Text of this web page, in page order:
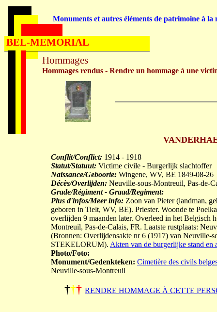
Conflit/Conflict: 1914 - 1918
Statut/Statuut: Victime civile - Burgerlijk slachtoffer
Naissance/Geboorte: Wingene, WV, BE 1849-08-26
Décès/Overlijden: Neuville-sous-Montreuil, Pas-de-
Grade/Régiment - Graad/Regiment:
Plus d'infos/Meer info: Zoon van Pieter (landman,
geboren in Tielt, WV, BE). Priester. Woonde te
overlijden 9 maanden later. Overleed in het Belgisch
Montreuil, Pas-de-Calais, FR. Laatste rustplaats:
(Bronnen: Overlijdensakte nr 6 (1917) van Neuville-
STEKELORUM). Akten van de burgerlijke stand en
Photo/Foto:
Monument/Gedenkteken: Cimetière des civils
Neuville-sous-Montreuil
††† RENDRE HOMMAGE À CETTE
Hommages
Hommages rendus - Rendre un hommage à une
Monuments et autres éléments de patrimoine à la
BEL-MEMORIAL